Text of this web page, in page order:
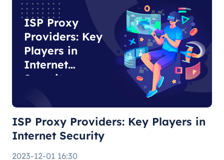
ISP Proxy
Providers: Key
Players in
Internet
Security
ISP Proxy Providers: Key Players in
Internet Security
2023-12-01 16:30